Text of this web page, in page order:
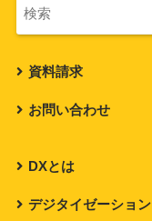
資料請求
お問い合わせ
DXとは
デジタイゼーション